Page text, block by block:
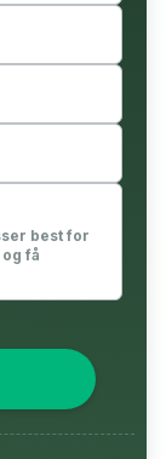
best for
få